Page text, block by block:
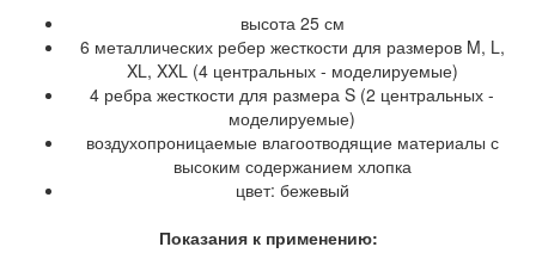
высота 25 см
6 металлических ребер жесткости для размеров M, L,
XL, XXL (4 центральных - моделируемые)
4 ребра жесткости для размера S (2 центральных -
моделируемые)
воздухопроницаемые влагоотводящие материалы с
высоким содержанием хлопка
цвет: бежевый
Показания к применению: